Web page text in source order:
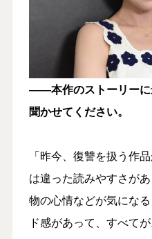
――本作のストーリーに
聞かせてください。
「昨今、復讐を扱う作
は違った読みやすさが
物の心情などが気にな
ド感があって、すべて